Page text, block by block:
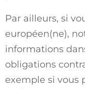
Par ailleurs, si
européen(ne),
informations
obligations
exemple si vous